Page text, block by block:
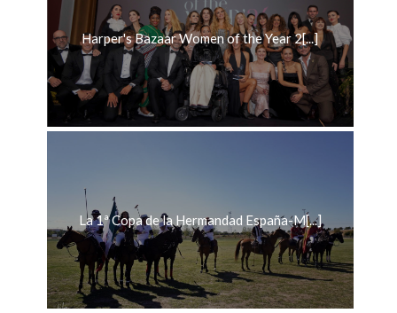
Harper's Bazaar Women of the Year 2[...]
La 1ª Copa de la Hermandad España-M[...]